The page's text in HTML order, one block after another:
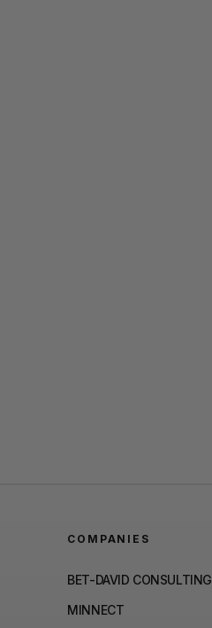
COMPANIES
BET-DAVID CONSULTING
MINNECT